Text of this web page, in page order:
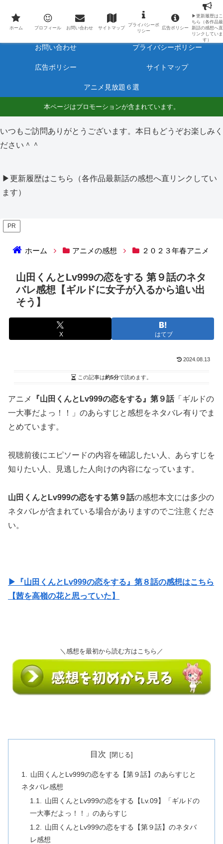
最新アニメのあらすじと感想をネタバレ有りで毎日更新しています。
ホーム プロフィール
お問い合わせ プライバシーポリシー
広告ポリシー サイトマップ
アニメ見放題６選
本ページはプロモーションが含まれています。
いつもご訪問ありがとうございます。本日もどうぞお楽しみく
ださい＾＾
▶更新履歴はこちら（各作品最新話の感想へ直リンクしてい
ます）
PR
ホーム アニメの感想 ２０２３年春アニメ
山田くんとLv999の恋をする 第９話のネタ
バレ感想【ギルドに女子が入るから追い出
そう】
X はてブ
2024.08.13
この記事は約5分で読めます。
アニメ 『山田くんとLv999の恋をする』第９話「ギルドの
一大事だよっ！！」のあらすじと感想をネタバレ有りでま
とめています。
視聴前後にエピソードの内容を確認したい人、あらすじを
知りたい人、見逃した人向けの内容になっています。
山田くんとLv999の恋をする第９話の感想本文には多少の
ネタバレが含まれている場合がありますのでご注意くださ
い。
▶『山田くんとLv999の恋をする』第８話の感想はこちら
【茜を高嶺の花と思っていた】
＼感想を最初から読む方はこちら／
目次
山田くんとLv999の恋をする【第９話】のあらすじと
ネタバレ感想
山田くんとLv999の恋をする【Lv.09】「ギルドの
一大事だよっ！！」のあらすじ
山田くんとLv999の恋をする【第９話】のネタバ
レ感想
ホーム プロフィール お問い合わせ サイトマップ
プライバシーポ
リシー
広告ポリシー
▶更新履歴はこ
ちら（各作品最
新話の感想へ直
リンクしていま
す）